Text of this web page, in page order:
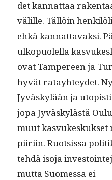
det kan­nat­taa
välille. Täl­löin
ehkä kan­nat­tavak­si.
ulkop­uolel­la
ovat Tam­pereen ja
hyvät ratay­htey­det.
Jyväskylään ja
jopa Jyväskylästä
muut
piiri­in. Ruot­sis­sa
tehdä iso­ja
mut­ta Suomes­sa ei